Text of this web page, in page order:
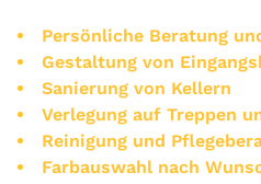
Persönliche Beratung
Gestaltung von
Sanierung von Kellern
Verlegung auf Treppen
Reinigung und
Farbauswahl nach